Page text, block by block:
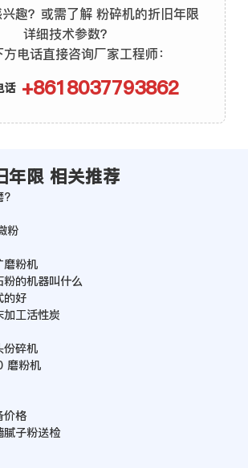
趣？或需了解 粉碎机的折旧年限
详细技术参数？
电话直接咨询厂家工程师：
+8618037793862
年限 相关推荐
?
粉
磨粉机
的机器叫什么
的好
工活性炭
份碎机
磨粉机
价格
腻子粉送检